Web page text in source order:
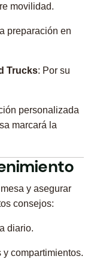
movilidad.
preparación en
Trucks: Por su
personalizada
marcará la
y asegurar
consejos:
diario.
y compartimientos.